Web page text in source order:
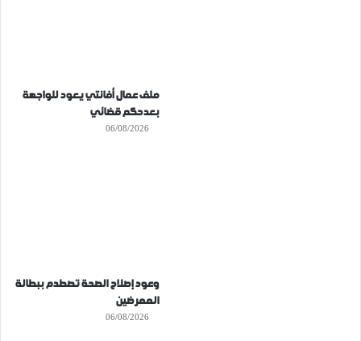
ملف عمال أفانتي يعود للواجهة
بعدحكم قضائي
06/08/2026
وعود إصلاح الصحة تصطدم ببطالة
الممرضين
06/08/2026